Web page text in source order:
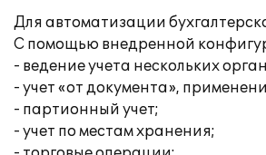
Для автоматизации
С помощью внедренной
- ведение учета нескольких
- учет «от документа»,
- партионный учет;
- учет по местам хранения;